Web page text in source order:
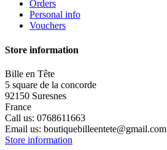
Orders
Personal info
Vouchers
Store information
Bille en Tête
5 square de la concorde
92150 Suresnes
France
Call us: 0768611663
Email us: boutiquebilleentete@gmail.com
Store information